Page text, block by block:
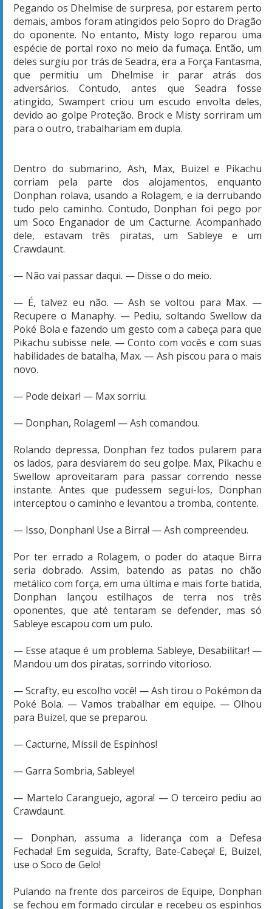
Pegando os Dhelmise de surpresa, por estarem perto
demais, ambos foram atingidos pelo Sopro do Dragão
do oponente. No entanto, Misty logo reparou uma
espécie de portal roxo no meio da fumaça. Então, um
deles surgiu por trás de Seadra, era a Força Fantasma,
que permitiu um Dhelmise ir parar atrás dos
adversários. Contudo, antes que Seadra fosse
atingido, Swampert criou um escudo envolta deles,
devido ao golpe Proteção. Brock e Misty sorriram um
para o outro, trabalhariam em dupla.
Dentro do submarino, Ash, Max, Buizel e Pikachu
corriam pela parte dos alojamentos, enquanto
Donphan rolava, usando a Rolagem, e ia derrubando
tudo pelo caminho. Contudo, Donphan foi pego por
um Soco Enganador de um Cacturne. Acompanhado
dele, estavam três piratas, um Sableye e um
Crawdaunt.
— Não vai passar daqui. — Disse o do meio.
— É, talvez eu não. — Ash se voltou para Max. —
Recupere o Manaphy. — Pediu, soltando Swellow da
Poké Bola e fazendo um gesto com a cabeça para que
Pikachu subisse nele. — Conto com vocês e com suas
habilidades de batalha, Max. — Ash piscou para o mais
novo.
— Pode deixar! — Max sorriu.
— Donphan, Rolagem! — Ash comandou.
Rolando depressa, Donphan fez todos pularem para
os lados, para desviarem do seu golpe. Max, Pikachu e
Swellow aproveitaram para passar correndo nesse
instante. Antes que pudessem segui-los, Donphan
interceptou o caminho e levantou a tromba, contente.
— Isso, Donphan! Use a Birra! — Ash compreendeu.
Por ter errado a Rolagem, o poder do ataque Birra
seria dobrado. Assim, batendo as patas no chão
metálico com força, em uma última e mais forte batida,
Donphan lançou estilhaços de terra nos três
oponentes, que até tentaram se defender, mas só
Sableye escapou com um pulo.
— Esse ataque é um problema. Sableye, Desabilitar! —
Mandou um dos piratas, sorrindo vitorioso.
— Scrafty, eu escolho você! — Ash tirou o Pokémon da
Poké Bola. — Vamos trabalhar em equipe. — Olhou
para Buizel, que se preparou.
— Cacturne, Míssil de Espinhos!
— Garra Sombria, Sableye!
— Martelo Caranguejo, agora! — O terceiro pediu ao
Crawdaunt.
— Donphan, assuma a liderança com a Defesa
Fechada! Em seguida, Scrafty, Bate-Cabeça! E, Buizel,
use o Soco de Gelo!
Pulando na frente dos parceiros de Equipe, Donphan
se fechou em formado circular e recebeu os espinhos